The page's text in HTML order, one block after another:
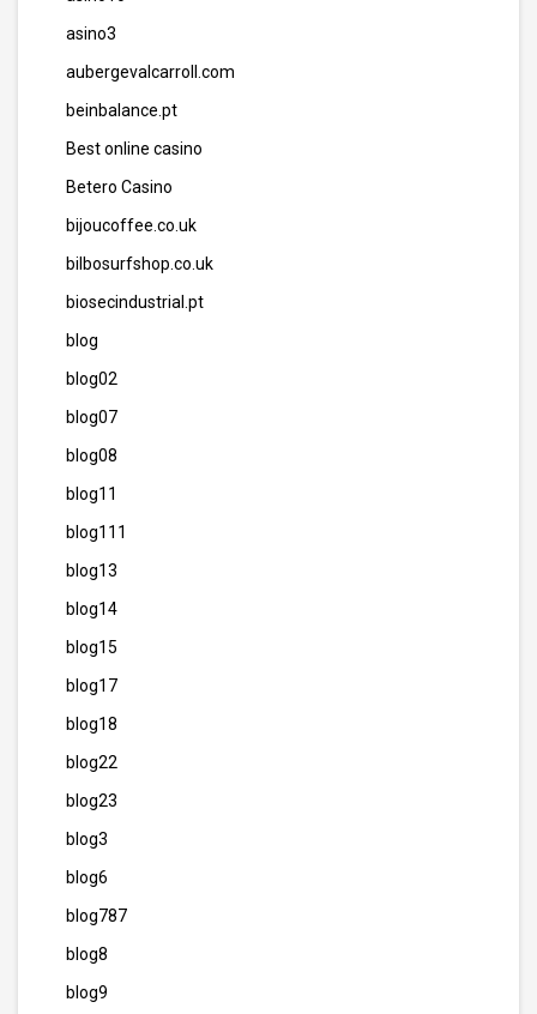
asino3
aubergevalcarroll.com
beinbalance.pt
Best online casino
Betero Casino
bijoucoffee.co.uk
bilbosurfshop.co.uk
biosecindustrial.pt
blog
blog02
blog07
blog08
blog11
blog111
blog13
blog14
blog15
blog17
blog18
blog22
blog23
blog3
blog6
blog787
blog8
blog9